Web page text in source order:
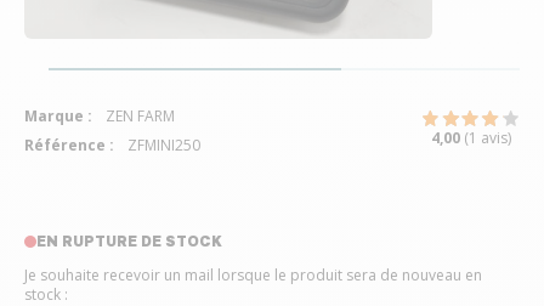
EN RUPTURE DE STOCK
Je souhaite recevoir un mail lorsque le produit sera de nouveau en
stock :
Marque :
ZEN FARM
Référence :
ZFMINI250 4,00 (1 avis)